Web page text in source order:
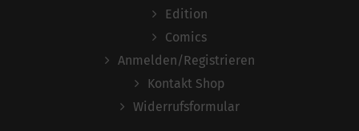
Edition
Comics
Anmelden/Registrieren
Kontakt Shop
Widerrufsformular